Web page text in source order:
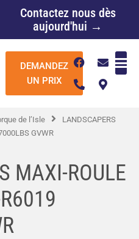
Contactez nous dès
aujourd'hui →
DEMANDEZ
UN PRIX
F
a
e
o
E
n
v
e
p
P
h
n
a
M
a
p
-
r
-
a
de l’Isle
LANDSCAPERS
GVWR
MAXI-ROULE